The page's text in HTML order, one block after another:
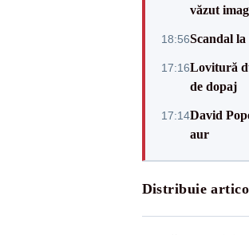
văzut
18:56Scandal
17:16Lovitură
de dopaj
17:14David
aur
Distribuie